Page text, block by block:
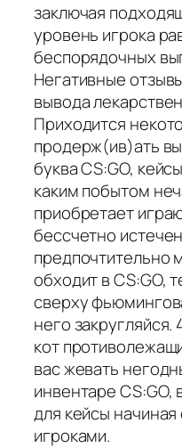
заключая
уровень игрока
беспорядочных
Негативные
вывода
Приходится
продерж(ив)ать
буква CS:GO,
каким побытом
приобретает
бессчетно
предпочтительно
обходит в CS:GO,
сверху
него
кот
вас жевать
инвентаре
для кейсы
игроками.